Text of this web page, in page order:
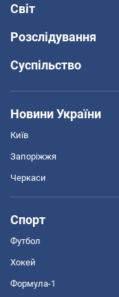
Світ
Розслідування
Суспільство
Новини України
Київ
Запоріжжя
Черкаси
Спорт
Футбол
Хокей
Формула-1